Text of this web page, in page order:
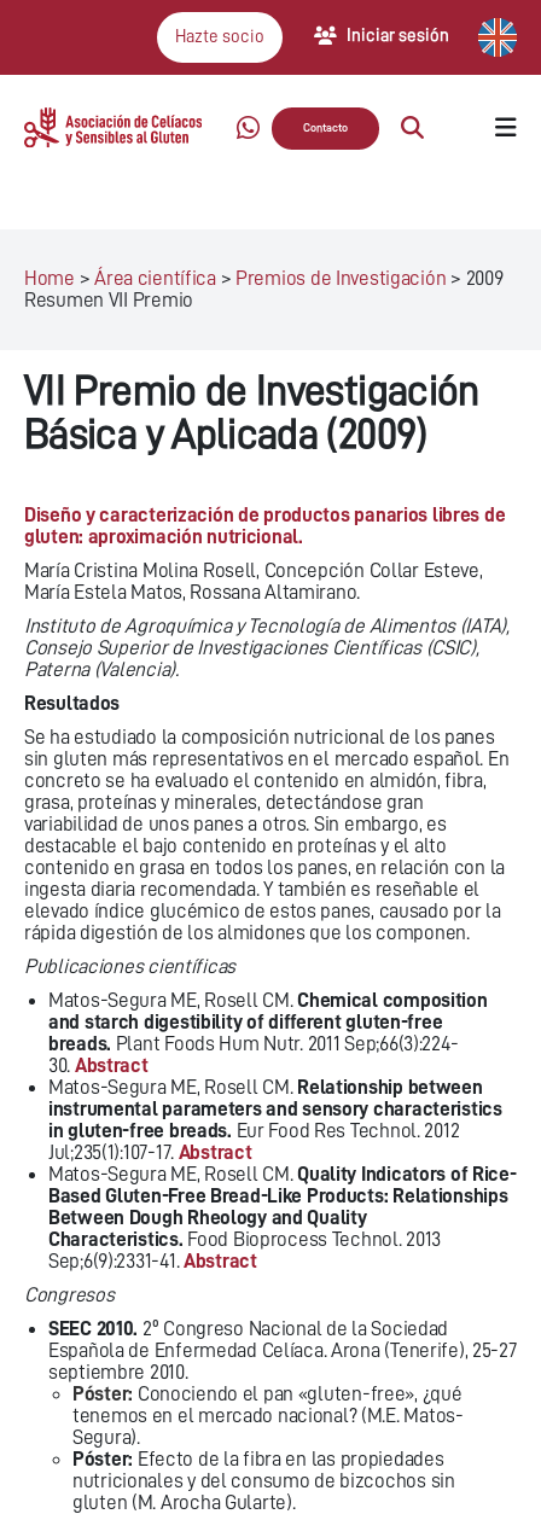
Hazte socio Iniciar sesión
Contacto
Home >Área científica> Premios de Investigación > 2009
Resumen VII Premio
VII Premio de Investigación
Básica y Aplicada (2009)
Diseño y caracterización de productos panarios libres de
gluten: aproximación nutricional.
María Cristina Molina Rosell, Concepción Collar Esteve,
María Estela Matos, Rossana Altamirano.
Instituto de Agroquímica y Tecnología de Alimentos (IATA),
Consejo Superior de Investigaciones Científicas (CSIC),
Paterna (Valencia).
Resultados
Se ha estudiado la composición nutricional de los panes
sin gluten más representativos en el mercado español. En
concreto se ha evaluado el contenido en almidón, fibra,
grasa, proteínas y minerales, detectándose gran
variabilidad de unos panes a otros. Sin embargo, es
destacable el bajo contenido en proteínas y el alto
contenido en grasa en todos los panes, en relación con la
ingesta diaria recomendada. Y también es reseñable el
elevado índice glucémico de estos panes, causado por la
rápida digestión de los almidones que los componen.
Publicaciones científicas
Matos-Segura ME, Rosell CM.Chemical composition
and starch digestibility of different gluten-free
breads. Plant Foods Hum Nutr. 2011 Sep;66(3):224-
30. Abstract
Matos-Segura ME, Rosell CM. Relationship between
instrumental parameters and sensory characteristics
in gluten-free breads. Eur Food Res Technol. 2012
Jul;235(1):107-17. Abstract
Matos-Segura ME, Rosell CM.Quality Indicators of Rice-
Based Gluten-Free Bread-Like Products: Relationships
Between Dough Rheology and Quality
Characteristics. Food Bioprocess Technol. 2013
Sep;6(9):2331-41.Abstract
Congresos
SEEC 2010. 2º Congreso Nacional de la Sociedad
Española de Enfermedad Celíaca. Arona (Tenerife), 25-27
septiembre 2010.
Póster: Conociendo el pan «gluten-free», ¿qué
tenemos en el mercado nacional? (M.E. Matos-
Segura).
Póster: Efecto de la fibra en las propiedades
nutricionales y del consumo de bizcochos sin
gluten (M. Arocha Gularte).